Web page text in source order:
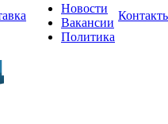
Новости
Вакансии
Политика